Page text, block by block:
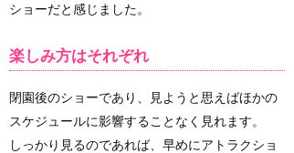
ショーだと感じました。
楽しみ方はそれぞれ
閉園後のショーであり、見ようと思えばほかの
スケジュールに影響することなく見れます。
しっかり見るのであれば、早めにアトラクショ